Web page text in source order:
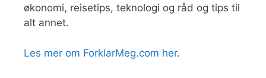
økonomi, reisetips, teknologi og råd og tips til
alt annet.
Les mer om ForklarMeg.com her.